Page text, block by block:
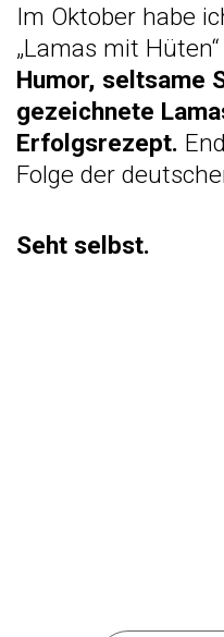
Im Oktober habe
„Lamas mit
Humor, seltsame
gezeichnete
Erfolgsrezept.
Folge der
Seht selbst.